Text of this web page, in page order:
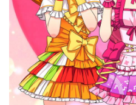
Подборки
Рецензии
О нас
Авторы